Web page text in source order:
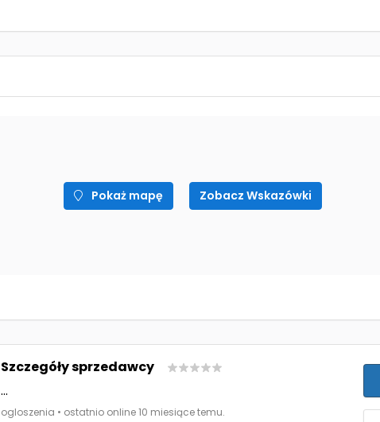
Pokaż mapę Zobacz Wskazówki
Szczegóły sprzedawcy
...
ogloszenia • ostatnio online 10 miesiące temu.